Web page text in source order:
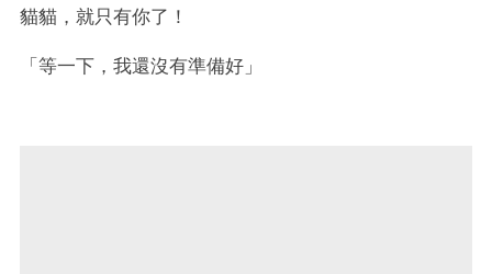
貓貓，就只有你了！
「等一下，我還沒有準備好」